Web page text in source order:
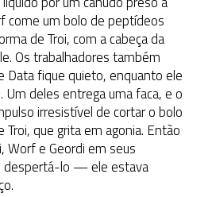
come um bolo de peptídeos
de Troi, com a cabeça da
Os trabalhadores também
Data fique quieto, enquanto ele
deles entrega uma faca, e o
irresistível de cortar o bolo
que grita em agonia. Então
Worf e Geordi em seus
despertá-lo — ele estava